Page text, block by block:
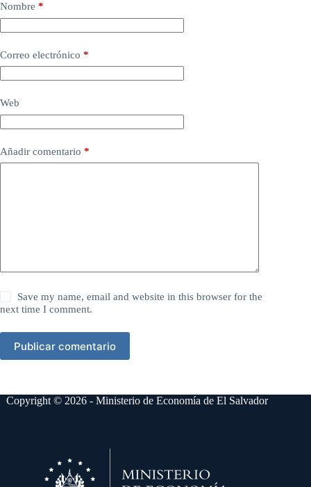
Nombre *
Correo electrónico *
Web
Añadir comentario *
Save my name, email and website in this browser for the
next time I comment.
Publicar comentario
Copyright © 2026 - Ministerio de Economía de El Salvador